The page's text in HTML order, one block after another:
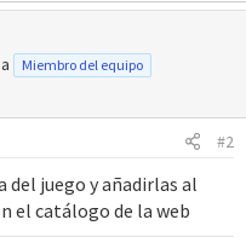
Miembro del equipo
#2
del juego y añadirlas al
el catálogo de la web